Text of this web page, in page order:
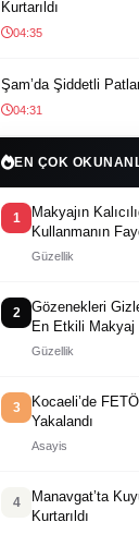
Kurtarıldı
04:35
Şam’da Şiddetli
04:31
EN ÇOK
1
Makyajın
Kullanmanın
Güzellik
2
Gözenekleri
En Etkili Makyaj
Güzellik
3
Kocaeli’de
Yakalandı
Asayis
4
Manavgat’ta
Kurtarıldı